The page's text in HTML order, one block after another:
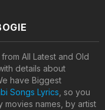
All Latest and Old
details about
have Biggest
Songs Lyrics , so you
names, by artist